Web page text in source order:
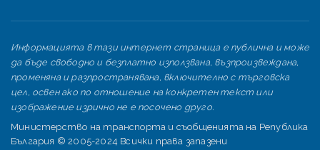
Информацията в тази интернет страница е публична и може
да бъде свободно и безплатно използвана, възпроизвеждана,
променяна и разпространявана, включително с търговска
цел, освен ако по отношение на конкретен текст или
изображение изрично не е посочено друго.
Министерство на транспорта и съобщенията на Република
България © 2005-2024 Всички права запазени